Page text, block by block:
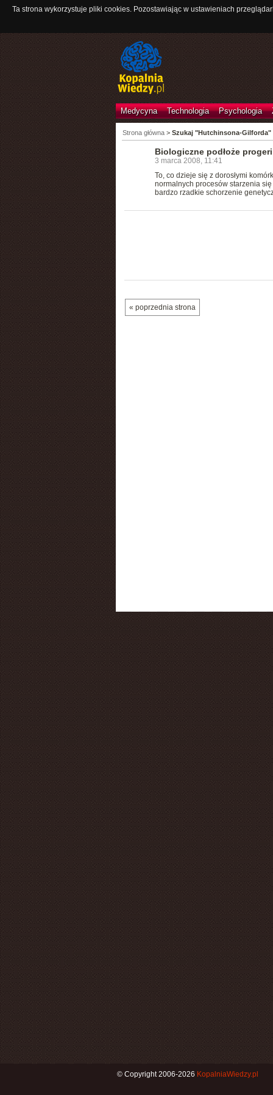
Ta strona wykorzystuje pliki cookies. Pozostawiając w ustawieniach
Medycyna Technologia Psychologia
Strona główna> Szukaj "Hutchinsona-Gilforda"
Biologiczne podłoże
3 marca 2008, 11:41
To, co dzieje się z dorosłymi
normalnych procesów starzenia
bardzo rzadkie schorzenie
« poprzednia strona
© Copyright 2006-2026 KopalniaWiedzy.pl